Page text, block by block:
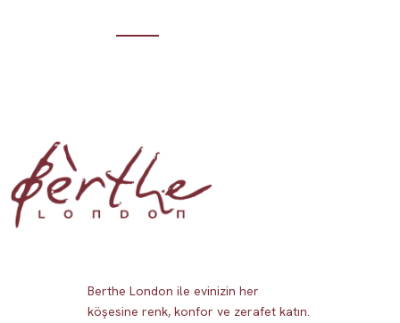
Berthe London ile evinizin her
köşesine renk, konfor ve zerafet katın.